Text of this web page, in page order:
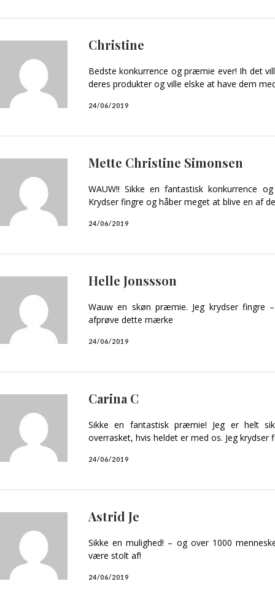
Christine
Bedste konkurrence og præmie ever! Ih det
deres produkter og ville elske at have dem
24/06/2019
Mette Christine Simonsen
WAUW!! Sikke en fantastisk konkurrence
Krydser fingre og håber meget at blive en af
24/06/2019
Helle Jonssson
Wauw en skøn præmie. Jeg krydser
afprøve dette mærke
24/06/2019
Carina C
Sikke en fantastisk præmie! Jeg er helt
overrasket, hvis heldet er med os. Jeg krydser
24/06/2019
Astrid Je
Sikke en mulighed! – og over 1000
være stolt af!
24/06/2019